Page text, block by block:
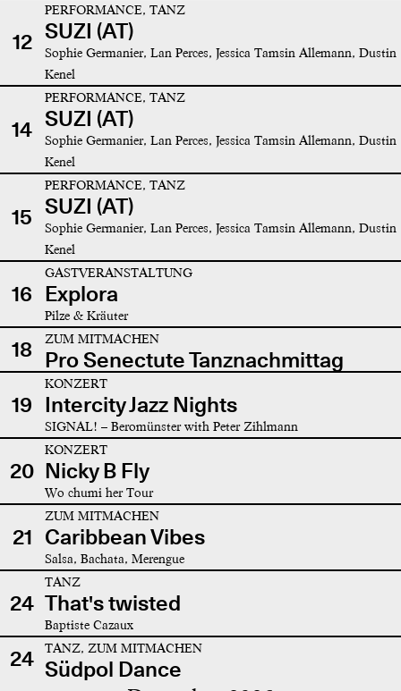
12
PERFORMANCE, TANZ
SUZI (AT)
Sophie Germanier, Lan Perces, Jessica Tamsin Allemann, Dustin
Kenel
14
PERFORMANCE, TANZ
SUZI (AT)
Sophie Germanier, Lan Perces, Jessica Tamsin Allemann, Dustin
Kenel
15
PERFORMANCE, TANZ
SUZI (AT)
Sophie Germanier, Lan Perces, Jessica Tamsin Allemann, Dustin
Kenel
16
GASTVERANSTALTUNG
Explora
Pilze & Kräuter
18 ZUM MITMACHEN
Pro Senectute Tanznachmittag
19
KONZERT
Intercity Jazz Nights
SIGNAL! – Beromünster with Peter Zihlmann
20
KONZERT
Nicky B Fly
Wo chumi her Tour
21
ZUM MITMACHEN
Caribbean Vibes
Salsa, Bachata, Merengue
24
TANZ
That's twisted
Baptiste Cazaux
24 TANZ, ZUM MITMACHEN
Südpol Dance